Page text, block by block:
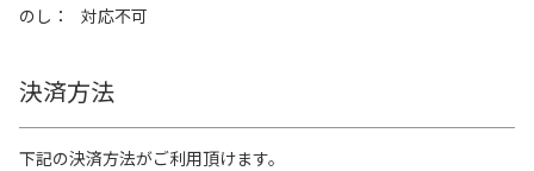
のし
対応不可
決済方法
下記の決済方法がご利用頂けます。